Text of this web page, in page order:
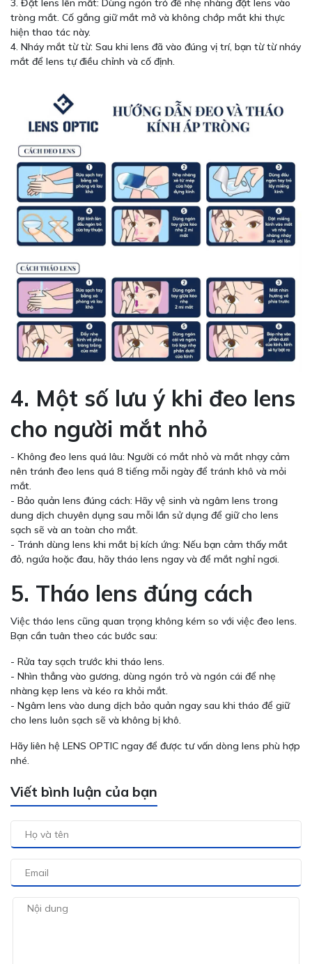
3. Đặt lens lên mắt: Dùng ngón trỏ để nhẹ nhàng đặt lens vào
tròng mắt. Cố gắng giữ mắt mở và không chớp mắt khi thực
hiện thao tác này.
4. Nháy mắt từ từ: Sau khi lens đã vào đúng vị trí, bạn từ từ nháy
mắt để lens tự điều chỉnh và cố định.
4. Một số lưu ý khi đeo lens
cho người mắt nhỏ
- Không đeo lens quá lâu: Người có mắt nhỏ và mắt nhạy cảm
nên tránh đeo lens quá 8 tiếng mỗi ngày để tránh khô và mỏi
mắt.
- Bảo quản lens đúng cách: Hãy vệ sinh và ngâm lens trong
dung dịch chuyên dụng sau mỗi lần sử dụng để giữ cho lens
sạch sẽ và an toàn cho mắt.
- Tránh dùng lens khi mắt bị kích ứng: Nếu bạn cảm thấy mắt
đỏ, ngứa hoặc đau, hãy tháo lens ngay và để mắt nghỉ ngơi.
5. Tháo lens đúng cách
Việc tháo lens cũng quan trọng không kém so với việc đeo lens.
Bạn cần tuân theo các bước sau:
- Rửa tay sạch trước khi tháo lens.
- Nhìn thẳng vào gương, dùng ngón trỏ và ngón cái để nhẹ
nhàng kẹp lens và kéo ra khỏi mắt.
- Ngâm lens vào dung dịch bảo quản ngay sau khi tháo để giữ
cho lens luôn sạch sẽ và không bị khô.
Hãy liên hệ LENS OPTIC ngay để được tư vấn dòng lens phù hợp
nhé.
Viết bình luận của bạn